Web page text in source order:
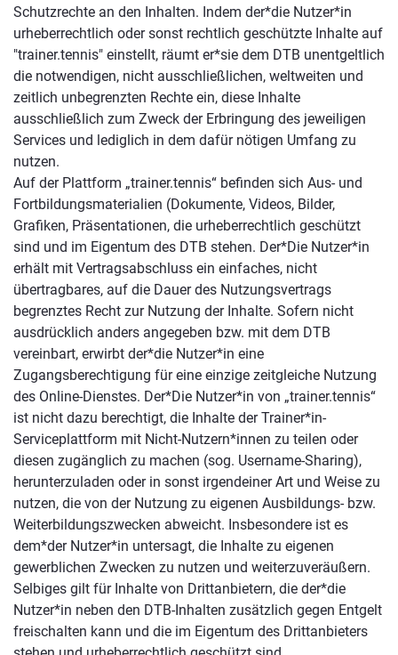
Schutzrechte an den Inhalten. Indem der*die Nutzer*in
urheberrechtlich oder sonst rechtlich geschützte Inhalte auf
"trainer.tennis" einstellt, räumt er*sie dem DTB unentgeltlich
die notwendigen, nicht ausschließlichen, weltweiten und
zeitlich unbegrenzten Rechte ein, diese Inhalte
ausschließlich zum Zweck der Erbringung des jeweiligen
Services und lediglich in dem dafür nötigen Umfang zu
nutzen.
Auf der Plattform „trainer.tennis“ befinden sich Aus- und
Fortbildungsmaterialien (Dokumente, Videos, Bilder,
Grafiken, Präsentationen, die urheberrechtlich geschützt
sind und im Eigentum des DTB stehen. Der*Die Nutzer*in
erhält mit Vertragsabschluss ein einfaches, nicht
übertragbares, auf die Dauer des Nutzungsvertrags
begrenztes Recht zur Nutzung der Inhalte. Sofern nicht
ausdrücklich anders angegeben bzw. mit dem DTB
vereinbart, erwirbt der*die Nutzer*in eine
Zugangsberechtigung für eine einzige zeitgleiche Nutzung
des Online-Dienstes. Der*Die Nutzer*in von „trainer.tennis“
ist nicht dazu berechtigt, die Inhalte der Trainer*in-
Serviceplattform mit Nicht-Nutzern*innen zu teilen oder
diesen zugänglich zu machen (sog. Username-Sharing),
herunterzuladen oder in sonst irgendeiner Art und Weise zu
nutzen, die von der Nutzung zu eigenen Ausbildungs- bzw.
Weiterbildungszwecken abweicht. Insbesondere ist es
dem*der Nutzer*in untersagt, die Inhalte zu eigenen
gewerblichen Zwecken zu nutzen und weiterzuveräußern.
Selbiges gilt für Inhalte von Drittanbietern, die der*die
Nutzer*in neben den DTB-Inhalten zusätzlich gegen Entgelt
freischalten kann und die im Eigentum des Drittanbieters